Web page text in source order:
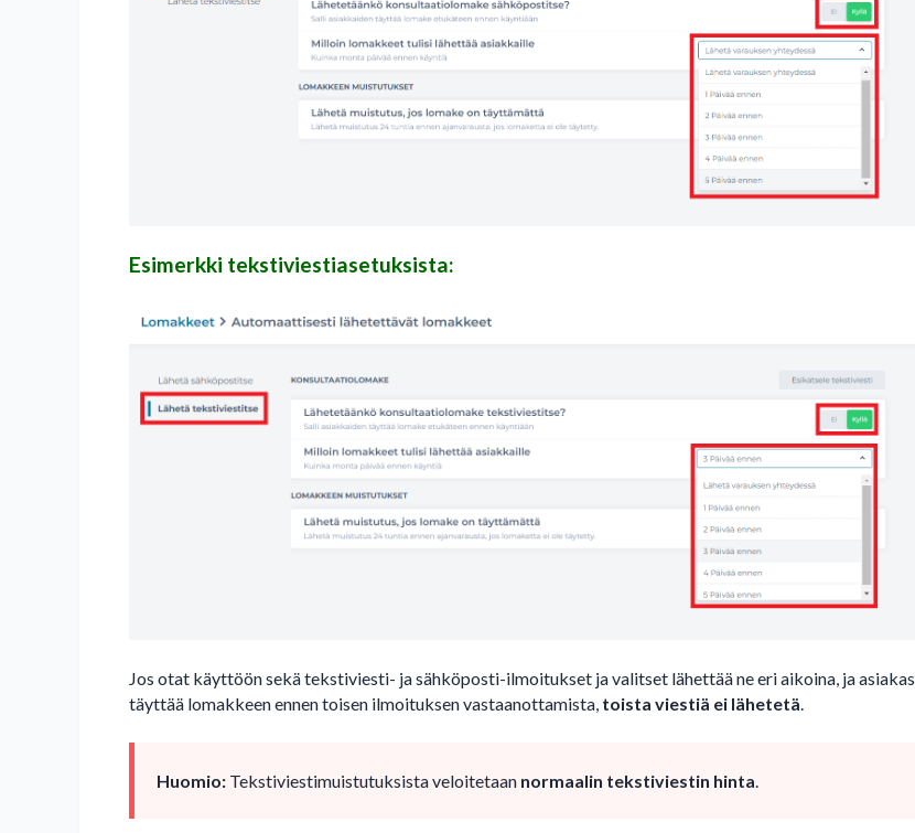
Esimerkki tekstiviestiasetuksista:
Jos otat käyttöön sekä tekstiviesti- ja sähköposti-ilmoitukset ja valitset lähettää ne eri aikoina, ja asiakas
täyttää lomakkeen ennen toisen ilmoituksen vastaanottamista, toista viestiä ei lähetetä.
Huomio: Tekstiviestimuistutuksista veloitetaan normaalin tekstiviestin hinta